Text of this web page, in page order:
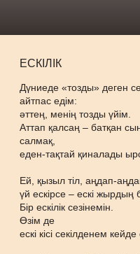
ЕСКІЛІК
Дүниеде «тозды» деген
айтпас едім:
әттең, менің тозды үйім.
Аттап қалсаң – батқан
салмақ,
еден-тақтай қиналады
Ей, қызыл тіл, аңдап-
үй ескірсе – ескі жырдың
Бір ескілік сезінемін.
Өзім де
ескі кісі секілденем